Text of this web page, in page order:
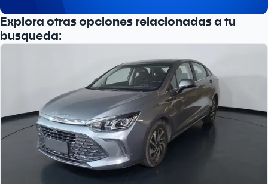
Explora otras opciones relacionadas a tu
busqueda: